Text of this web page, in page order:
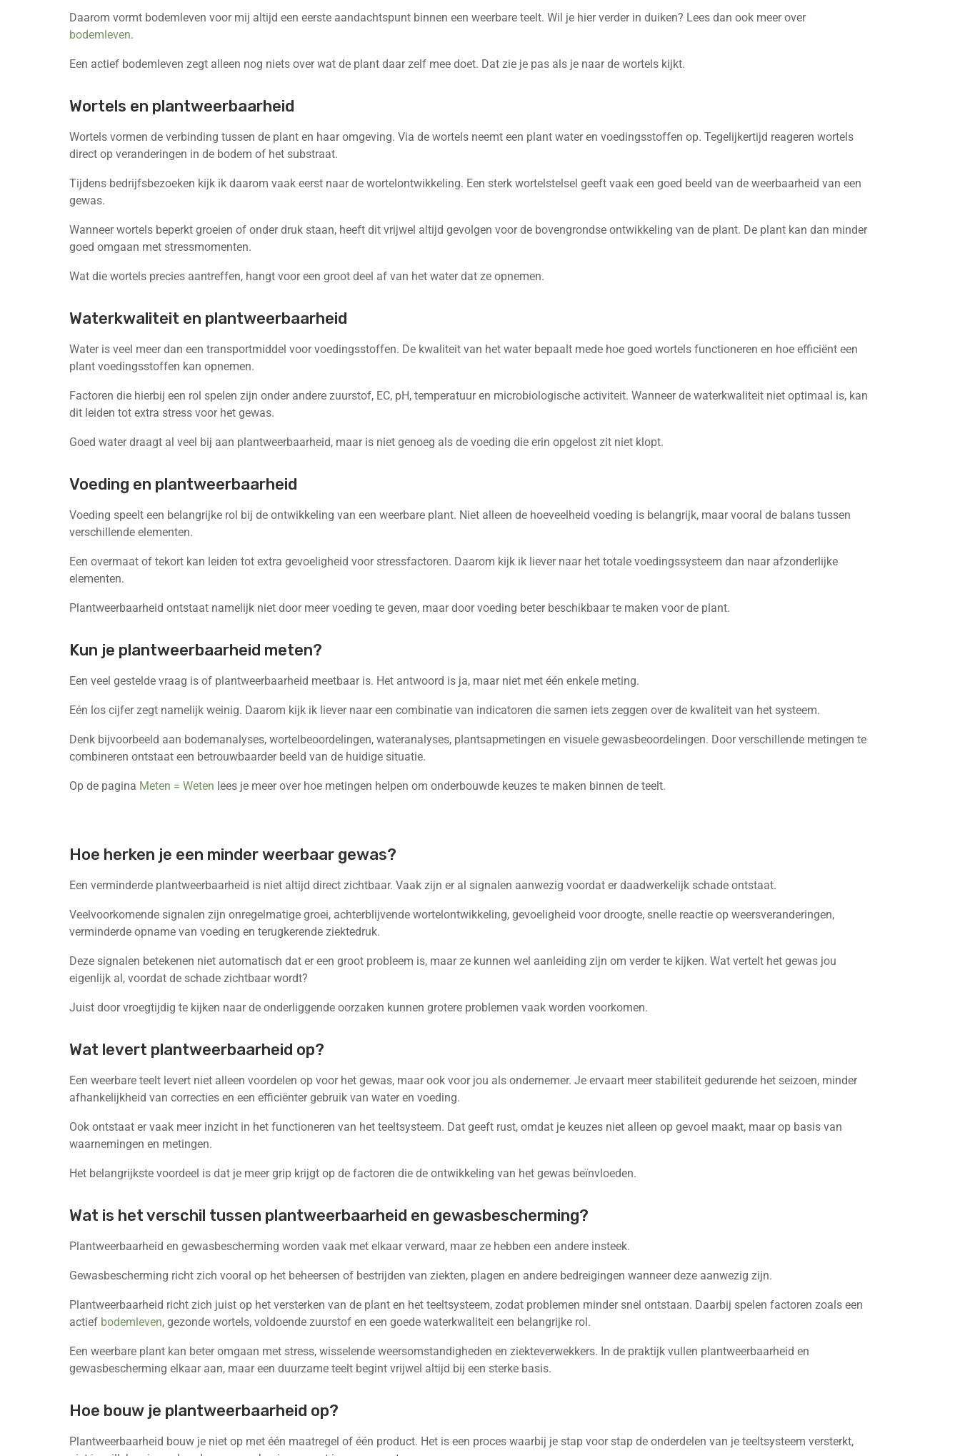
Daarom vormt bodemleven voor mij altijd een eerste aandachtspunt binnen een weerbare teelt. Wil je hier verder in duiken? Lees dan ook meer over
bodemleven.
Een actief bodemleven zegt alleen nog niets over wat de plant daar zelf mee doet. Dat zie je pas als je naar de wortels kijkt.
Wortels en plantweerbaarheid
Wortels vormen de verbinding tussen de plant en haar omgeving. Via de wortels neemt een plant water en voedingsstoffen op. Tegelijkertijd reageren wortels
direct op veranderingen in de bodem of het substraat.
Tijdens bedrijfsbezoeken kijk ik daarom vaak eerst naar de wortelontwikkeling. Een sterk wortelstelsel geeft vaak een goed beeld van de weerbaarheid van een
gewas.
Wanneer wortels beperkt groeien of onder druk staan, heeft dit vrijwel altijd gevolgen voor de bovengrondse ontwikkeling van de plant. De plant kan dan minder
goed omgaan met stressmomenten.
Wat die wortels precies aantreffen, hangt voor een groot deel af van het water dat ze opnemen.
Waterkwaliteit en plantweerbaarheid
Water is veel meer dan een transportmiddel voor voedingsstoffen. De kwaliteit van het water bepaalt mede hoe goed wortels functioneren en hoe efficiënt een
plant voedingsstoffen kan opnemen.
Factoren die hierbij een rol spelen zijn onder andere zuurstof, EC, pH, temperatuur en microbiologische activiteit. Wanneer de waterkwaliteit niet optimaal is, kan
dit leiden tot extra stress voor het gewas.
Goed water draagt al veel bij aan plantweerbaarheid, maar is niet genoeg als de voeding die erin opgelost zit niet klopt.
Voeding en plantweerbaarheid
Voeding speelt een belangrijke rol bij de ontwikkeling van een weerbare plant. Niet alleen de hoeveelheid voeding is belangrijk, maar vooral de balans tussen
verschillende elementen.
Een overmaat of tekort kan leiden tot extra gevoeligheid voor stressfactoren. Daarom kijk ik liever naar het totale voedingssysteem dan naar afzonderlijke
elementen.
Plantweerbaarheid ontstaat namelijk niet door meer voeding te geven, maar door voeding beter beschikbaar te maken voor de plant.
Kun je plantweerbaarheid meten?
Een veel gestelde vraag is of plantweerbaarheid meetbaar is. Het antwoord is ja, maar niet met één enkele meting.
Eén los cijfer zegt namelijk weinig. Daarom kijk ik liever naar een combinatie van indicatoren die samen iets zeggen over de kwaliteit van het systeem.
Denk bijvoorbeeld aan bodemanalyses, wortelbeoordelingen, wateranalyses, plantsapmetingen en visuele gewasbeoordelingen. Door verschillende metingen te
combineren ontstaat een betrouwbaarder beeld van de huidige situatie.
Op de pagina Meten = Weten lees je meer over hoe metingen helpen om onderbouwde keuzes te maken binnen de teelt.
Hoe herken je een minder weerbaar gewas?
Een verminderde plantweerbaarheid is niet altijd direct zichtbaar. Vaak zijn er al signalen aanwezig voordat er daadwerkelijk schade ontstaat.
Veelvoorkomende signalen zijn onregelmatige groei, achterblijvende wortelontwikkeling, gevoeligheid voor droogte, snelle reactie op weersveranderingen,
verminderde opname van voeding en terugkerende ziektedruk.
Deze signalen betekenen niet automatisch dat er een groot probleem is, maar ze kunnen wel aanleiding zijn om verder te kijken. Wat vertelt het gewas jou
eigenlijk al, voordat de schade zichtbaar wordt?
Juist door vroegtijdig te kijken naar de onderliggende oorzaken kunnen grotere problemen vaak worden voorkomen.
Wat levert plantweerbaarheid op?
Een weerbare teelt levert niet alleen voordelen op voor het gewas, maar ook voor jou als ondernemer. Je ervaart meer stabiliteit gedurende het seizoen, minder
afhankelijkheid van correcties en een efficiënter gebruik van water en voeding.
Ook ontstaat er vaak meer inzicht in het functioneren van het teeltsysteem. Dat geeft rust, omdat je keuzes niet alleen op gevoel maakt, maar op basis van
waarnemingen en metingen.
Het belangrijkste voordeel is dat je meer grip krijgt op de factoren die de ontwikkeling van het gewas beïnvloeden.
Wat is het verschil tussen plantweerbaarheid en gewasbescherming?
Plantweerbaarheid en gewasbescherming worden vaak met elkaar verward, maar ze hebben een andere insteek.
Gewasbescherming richt zich vooral op het beheersen of bestrijden van ziekten, plagen en andere bedreigingen wanneer deze aanwezig zijn.
Plantweerbaarheid richt zich juist op het versterken van de plant en het teeltsysteem, zodat problemen minder snel ontstaan. Daarbij spelen factoren zoals een
actief bodemleven, gezonde wortels, voldoende zuurstof en een goede waterkwaliteit een belangrijke rol.
Een weerbare plant kan beter omgaan met stress, wisselende weersomstandigheden en ziekteverwekkers. In de praktijk vullen plantweerbaarheid en
gewasbescherming elkaar aan, maar een duurzame teelt begint vrijwel altijd bij een sterke basis.
Hoe bouw je plantweerbaarheid op?
Plantweerbaarheid bouw je niet op met één maatregel of één product. Het is een proces waarbij je stap voor stap de onderdelen van je teeltsysteem versterkt,